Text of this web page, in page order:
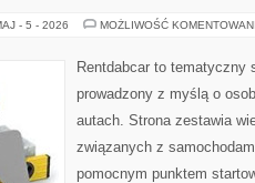
- 5 - 2026 MOŻLIWOŚĆ
Rentdabcar to tematyczny
prowadzony z myślą o
autach. Strona zestawia
związanych z
pomocnym punktem